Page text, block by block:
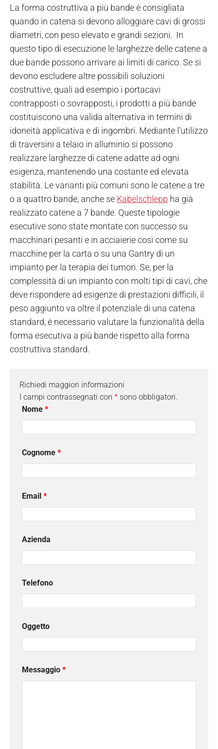
La forma costruttiva a più bande è consigliata
quando in catena si devono alloggiare cavi di grossi
diametri, con peso elevato e grandi sezioni. In
questo tipo di esecuzione le larghezze delle catene a
due bande possono arrivare ai limiti di carico. Se si
devono escludere altre possibili soluzioni
costruttive, quali ad esempio i portacavi
contrapposti o sovrapposti, i prodotti a più bande
costituiscono una valida alternativa in termini di
idoneità applicativa e di ingombri. Mediante l’utilizzo
di traversini a telaio in alluminio si possono
realizzare larghezze di catene adatte ad ogni
esigenza, mantenendo una costante ed elevata
stabilità. Le varianti più comuni sono le catene a tre
o a quattro bande, anche se Kabelschlepp ha già
realizzato catene a 7 bande. Queste tipologie
esecutive sono state montate con successo su
macchinari pesanti e in acciaierie così come su
macchine per la carta o su una Gantry di un
impianto per la terapia dei tumori. Se, per la
complessità di un impianto con molti tipi di cavi, che
deve rispondere ad esigenze di prestazioni difficili, il
peso aggiunto va oltre il potenziale di una catena
standard, è necessario valutare la funzionalità della
forma esecutiva a più bande rispetto alla forma
costruttiva standard.
Richiedi maggiori informazioni
I campi contrassegnati con * sono obbligatori.
Nome *
Cognome *
Email *
Azienda
Telefono
Oggetto
Messaggio *